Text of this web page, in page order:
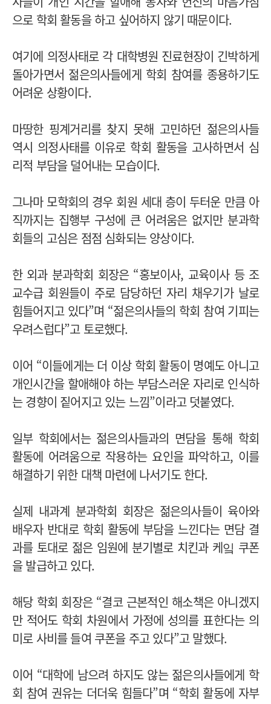
으로 학회 활동을 하고 싶어하지 않기 때문이다.
여기에 의정사태로 각 대학병원 진료현장이 긴박하게
돌아가면서 젊은의사들에게 학회 참여를 종용하기도
어려운 상황이다.
마땅한 핑계거리를 찾지 못해 고민하던 젊은의사들
역시 의정사태를 이유로 학회 활동을 고사하면서 심
리적 부담을 덜어내는 모습이다.
그나마 모학회의 경우 회원 세대 층이 두터운 만큼 아
직까지는 집행부 구성에 큰 어려움은 없지만 분과학
회들의 고심은 점점 심화되는 양상이다.
한 외과 분과학회 회장은 “홍보이사, 교육이사 등 조
교수급 회원들이 주로 담당하던 자리 채우기가 날로
힘들어지고 있다”며 “젊은의사들의 학회 참여 기피는
우려스럽다”고 토로했다.
이어 “이들에게는 더 이상 학회 활동이 명예도 아니고
개인시간을 할애해야 하는 부담스러운 자리로 인식하
는 경향이 짙어지고 있는 느낌”이라고 덧붙였다.
일부 학회에서는 젊은의사들과의 면담을 통해 학회
활동에 어려움으로 작용하는 요인을 파악하고, 이를
해결하기 위한 대책 마련에 나서기도 한다.
실제 내과계 분과학회 회장은 젊은의사들이 육아와
배우자 반대로 학회 활동에 부담을 느낀다는 면담 결
과를 토대로 젊은 임원에 분기별로 치킨과 케잌 쿠폰
을 발급하고 있다.
해당 학회 회장은 “결코 근본적인 해소책은 아니겠지
만 적어도 학회 차원에서 가정에 성의를 표한다는 의
미로 사비를 들여 쿠폰을 주고 있다”고 말했다.
이어 “대학에 남으려 하지도 않는 젊은의사들에게 학
회 참여 권유는 더더욱 힘들다”며 “학회 활동에 자부